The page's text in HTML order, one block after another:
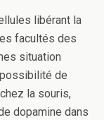
libérant la
facultés des
situation
possibilité de
la souris,
dopamine dans